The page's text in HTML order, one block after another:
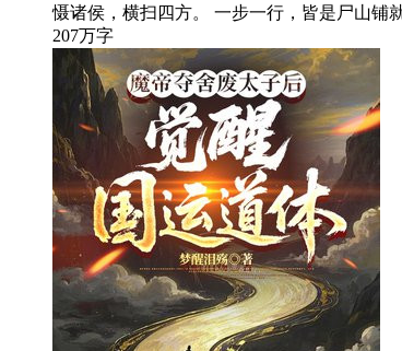
慑诸侯，横扫四方。 一步一行，皆是尸山铺
207万字